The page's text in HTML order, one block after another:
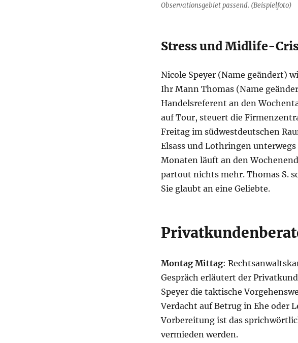
Observationsgebiet passend. (Beispielfoto)
Stress und Midlife-
Nicole Speyer (Name geändert)
Ihr Mann Thomas (Name
Handelsreferent an den
auf Tour, steuert die
Freitag im südwestdeutschen
Elsass und Lothringen
Monaten läuft an den
partout nichts mehr. Thomas S.
Sie glaubt an eine Geliebte.
Montag Mittag:
Gespräch erläutert der
Speyer die taktische
Verdacht auf Betrug in Ehe oder
Vorbereitung ist das
vermieden werden.